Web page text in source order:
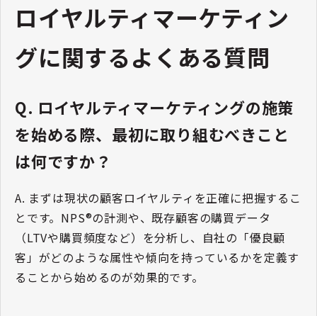
ロイヤルティマーケティン
グに関するよくある質問
Q. ロイヤルティマーケティングの施策
を始める際、最初に取り組むべきこと
は何ですか？
A. まずは現状の顧客ロイヤルティを正確に把握するこ
とです。NPS®の計測や、既存顧客の購買データ
（LTVや購買頻度など）を分析し、自社の「優良顧
客」がどのような属性や傾向を持っているかを定義す
ることから始めるのが効果的です。